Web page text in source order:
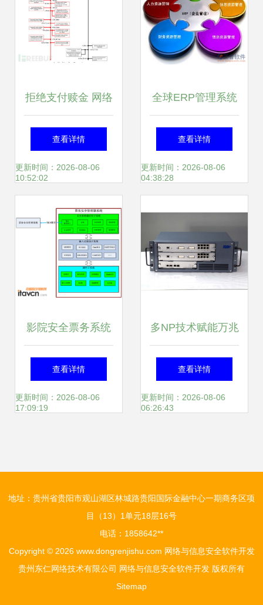
拒绝支付赎金 网络
安全公司Dragos对
抗勒索软件攻击的
查看详情
更新时间：2026-08-06
10:52:02
全球ERP管理系统
中的网络与信息安
全软件开发策略
查看详情
更新时间：2026-08-06
04:38:28
影院安全票务系统
技术研究 以数码辰
星为例
查看详情
更新时间：2026-08-06
17:09:19
多NP技术赋能万兆
级防火墙 联想网御
高性能安全架构解
查看详情
更新时间：2026-08-06
06:26:43
地址：贵州省贵阳市观山湖区林城路贵阳国际金融中心一期商务区项
目（13）1单元18层16号
电话：1858642**
Copyright © 2026 www.dongrenjishu.com 网络与信息安全软件开发
贵州东仁网络技术有限公司 网络与信息安全软件开发 版权所有
Sitemap